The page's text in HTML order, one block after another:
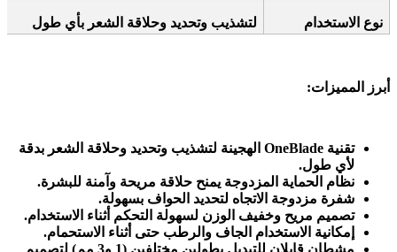
نوع الاستخدام لتشذيب وتحديد وحلاقة الشعر بأي طول
أبرز المميزات:
تقنية OneBlade الهجينة لتشذيب وتحديد وحلاقة الشعر بدقة
لأي طول.
نظام الحماية المزدوجة يمنح حلاقة مريحة وآمنة للبشرة.
شفرة مزدوجة الاتجاه لتحديد الحواف بسهولة.
تصميم مريح وخفيف الوزن لسهولة التحكم أثناء الاستخدام.
إمكانية الاستخدام الجاف والرطب حتى أثناء الاستحمام.